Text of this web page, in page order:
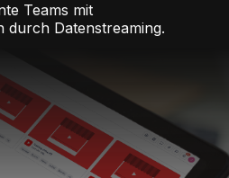
Teams mit
durch Datenstreaming.